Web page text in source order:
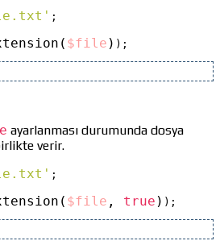
;
$file ) );
ayarlanması durumunda dosya
verir.
;
$file , true ) );